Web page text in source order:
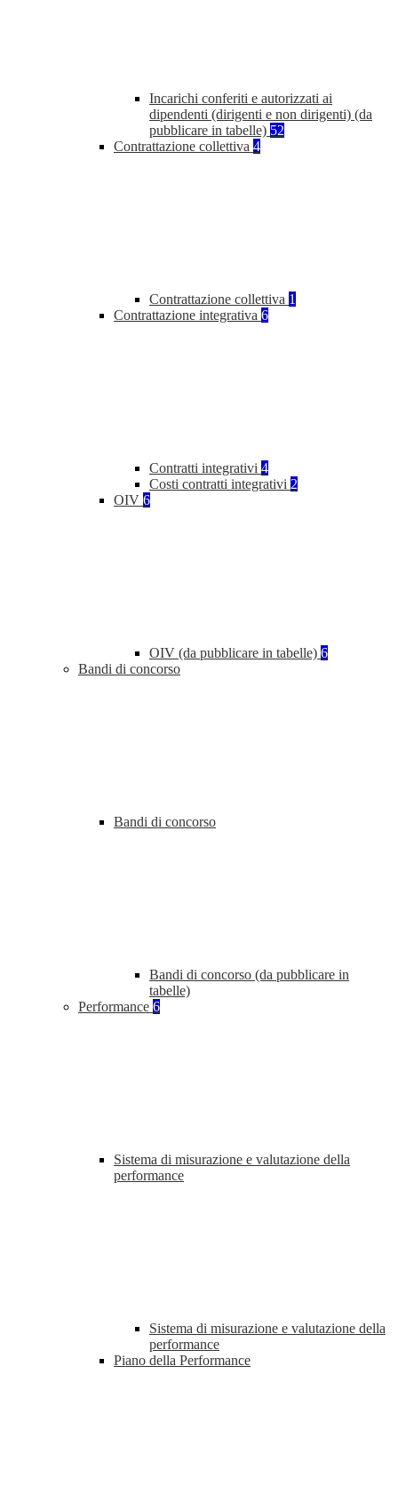
Incarichi conferiti e autorizzati ai
dipendenti (dirigenti e non dirigenti) (da
pubblicare in tabelle) 52
Contrattazione collettiva 4
Contrattazione collettiva 1
Contrattazione integrativa 6
Contratti integrativi 4
Costi contratti integrativi 2
OIV 6
OIV (da pubblicare in tabelle) 6
Bandi di concorso
Bandi di concorso
Bandi di concorso (da pubblicare in
tabelle)
Performance 6
Sistema di misurazione e valutazione della
performance
Sistema di misurazione e valutazione della
performance
Piano della Performance